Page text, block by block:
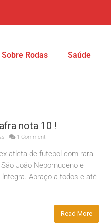
Sobre Rodas Saúde
nota 10 !
1 Comment
atleta de futebol com rara
João Nepomuceno e
Abraço a todos e até
Read More